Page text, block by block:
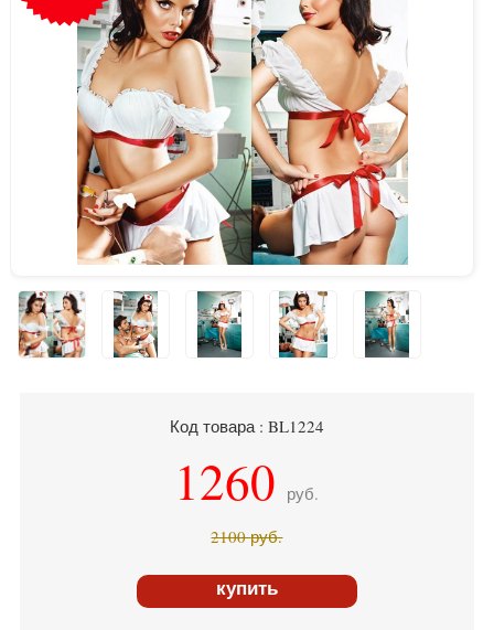
Код товара : BL1224
1260 руб.
2100руб.
купить